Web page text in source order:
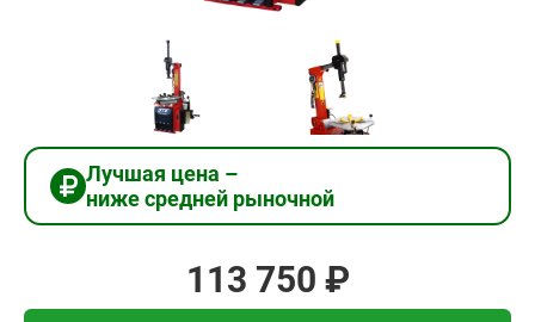
Лучшая цена –
ниже средней рыночной
113 750 ₽
Добавить в корзину
Купить в 1 клик
В кредит от 3 792 руб/